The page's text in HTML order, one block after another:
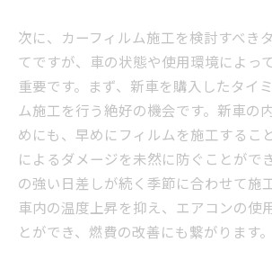
次に、カーフィルム施工を検討すべき
てですが、車の状態や使用環境によっ
重要です。まず、新車を購入したタイ
ム施工を行う絶好の機会です。新車の
めにも、早めにフィルムを施工するこ
によるダメージを未然に防ぐことがで
の強い日差しが続く季節に合わせて施
車内の温度上昇を抑え、エアコンの使
とができ、燃費の改善にも繋がります。